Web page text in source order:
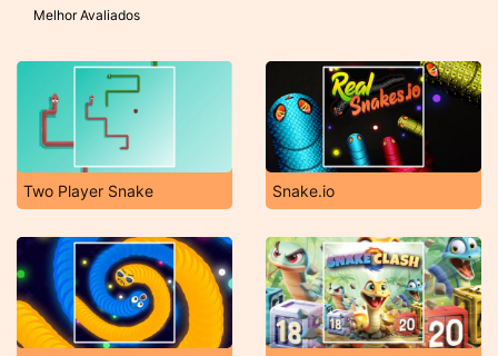
Melhor Avaliados
Two Player Snake Snake.io